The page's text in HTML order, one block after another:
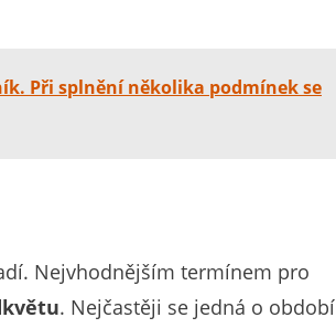
Při splnění několika podmínek se
Nejvhodnějším termínem pro
. Nejčastěji se jedná o období